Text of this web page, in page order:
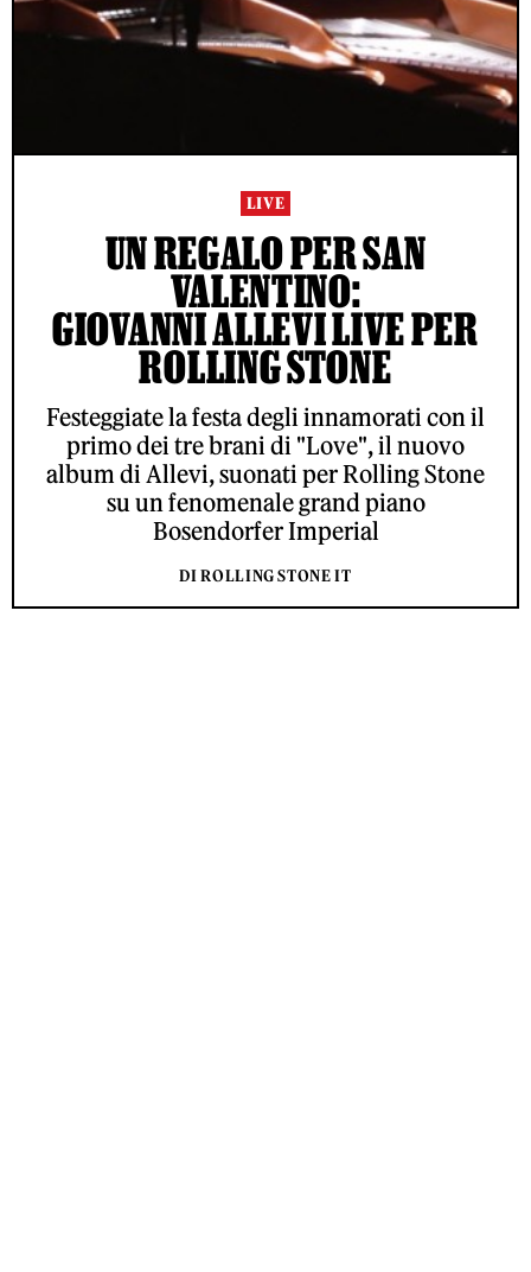
LIVE
UN REGALO PER SAN
VALENTINO:
GIOVANNI ALLEVI LIVE PER
ROLLING STONE
Festeggiate la festa degli innamorati con il
primo dei tre brani di "Love", il nuovo
album di Allevi, suonati per Rolling Stone
su un fenomenale grand piano
Bosendorfer Imperial
DI ROLLING STONE IT